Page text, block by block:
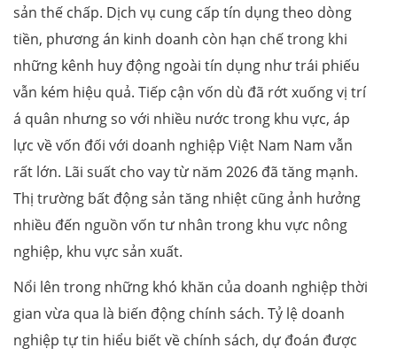
sản thế chấp. Dịch vụ cung cấp tín dụng theo dòng
tiền, phương án kinh doanh còn hạn chế trong khi
những kênh huy động ngoài tín dụng như trái phiếu
vẫn kém hiệu quả. Tiếp cận vốn dù đã rớt xuống vị trí
á quân nhưng so với nhiều nước trong khu vực, áp
lực về vốn đối với doanh nghiệp Việt Nam Nam vẫn
rất lớn. Lãi suất cho vay từ năm 2026 đã tăng mạnh.
Thị trường bất động sản tăng nhiệt cũng ảnh hưởng
nhiều đến nguồn vốn tư nhân trong khu vực nông
nghiệp, khu vực sản xuất.
Nổi lên trong những khó khăn của doanh nghiệp thời
gian vừa qua là biến động chính sách. Tỷ lệ doanh
nghiệp tự tin hiểu biết về chính sách, dự đoán được